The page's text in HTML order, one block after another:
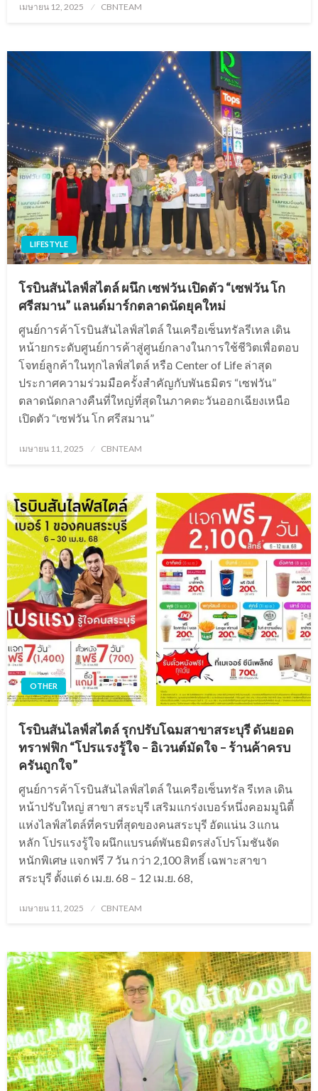
Posted
เมษายน 12, 2025 CBNTEAM
LIFESTYLE
โรบินสันไลฟ์สไตล์ ผนึก เซฟวัน เปิดตัว “เซฟวัน โก
ศรีสมาน” แลนด์มาร์กตลาดนัดยุคใหม่
ศูนย์การค้าโรบินสันไลฟ์สไตล์ ในเครือเซ็นทรัลรีเทล เดิน
หน้ายกระดับศูนย์การค้าสู่ศูนย์กลางในการใช้ชีวิตเพื่อตอบ
โจทย์ลูกค้าในทุกไลฟ์สไตล์ หรือ Center of Life ล่าสุด
ประกาศความร่วมมือครั้งสำคัญกับพันธมิตร “เซฟวัน”
ตลาดนัดกลางคืนที่ใหญ่ที่สุดในภาคตะวันออกเฉียงเหนือ
เปิดตัว “เซฟวัน โก ศรีสมาน”
Posted
เมษายน 11, 2025 CBNTEAM
OTHER
โรบินสันไลฟ์สไตล์ รุกปรับโฉมสาขาสระบุรี ดันยอด
ทราฟฟิก “โปรแรงรู้ใจ – อิเวนต์มัดใจ – ร้านค้าครบ
ครันถูกใจ”
ศูนย์การค้าโรบินสันไลฟ์สไตล์ ในเครือเซ็นทรัล รีเทล เดิน
หน้าปรับใหญ่ สาขา สระบุรี เสริมแกร่งเบอร์หนึ่งคอมมูนิตี้
แห่งไลฟ์สไตล์ที่ครบที่สุดของคนสระบุรี อัดแน่น 3 แกน
หลัก โปรแรงรู้ใจ ผนึกแบรนด์พันธมิตรส่งโปรโมชันจัด
หนักพิเศษ แจกฟรี 7 วัน กว่า 2,100 สิทธิ์ เฉพาะสาขา
สระบุรี ตั้งแต่ 6 เม.ย. 68 – 12 เม.ย. 68,
Posted
เมษายน 11, 2025 CBNTEAM